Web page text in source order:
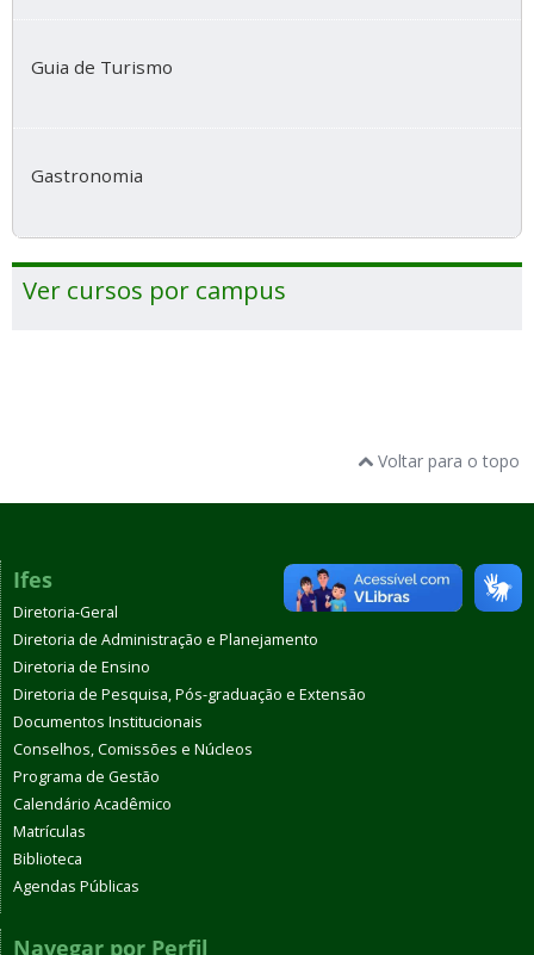
Guia de Turismo
Gastronomia
Ver cursos por campus
Voltar para o topo
Ifes
Diretoria-Geral
Diretoria de Administração e Planejamento
Diretoria de Ensino
Diretoria de Pesquisa, Pós-graduação e Extensão
Documentos Institucionais
Conselhos, Comissões e Núcleos
Programa de Gestão
Calendário Acadêmico
Matrículas
Biblioteca
Agendas Públicas
Navegar por Perfil